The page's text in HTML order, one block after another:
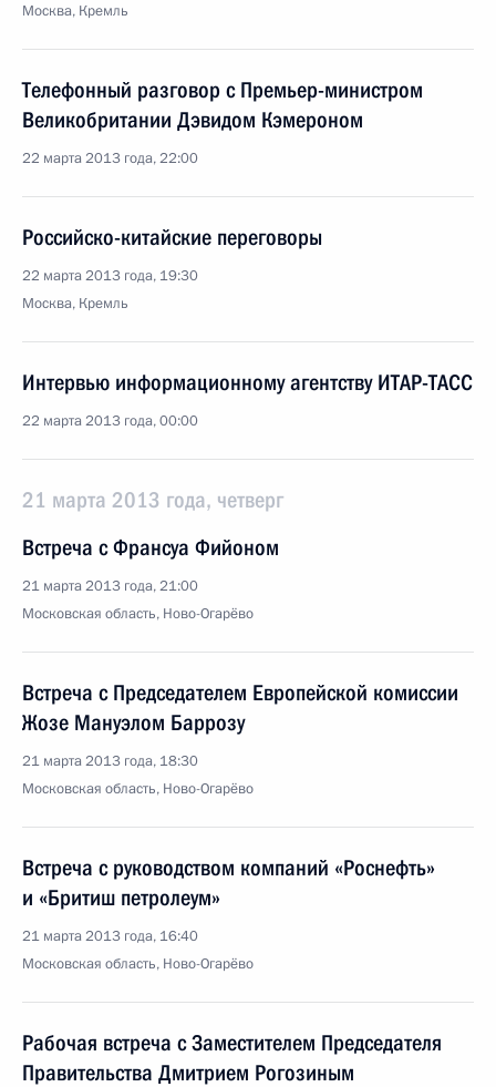
Москва, Кремль
Телефонный разговор с Премьер-министром
Великобритании Дэвидом Кэмероном
22 марта 2013 года, 22:00
Российско-китайские переговоры
22 марта 2013 года, 19:30
Москва, Кремль
Интервью информационному агентству ИТАР-ТАСС
22 марта 2013 года, 00:00
21 марта 2013 года, четверг
Встреча с Франсуа Фийоном
21 марта 2013 года, 21:00
Московская область, Ново-Огарёво
Встреча с Председателем Европейской комиссии
Жозе Мануэлом Баррозу
21 марта 2013 года, 18:30
Московская область, Ново-Огарёво
Встреча с руководством компаний «Роснефть»
и «Бритиш петролеум»
21 марта 2013 года, 16:40
Московская область, Ново-Огарёво
Рабочая встреча с Заместителем Председателя
Правительства Дмитрием Рогозиным